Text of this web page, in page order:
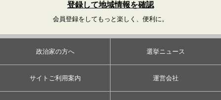
登録して地域情報を確認
会員登録をしてもっと楽しく、便利に。
政治家の方へ 選挙ニュース
サイトご利用案内 運営会社